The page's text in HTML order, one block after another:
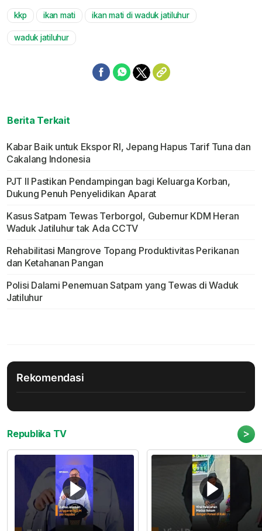
kkp ikan mati ikan mati di waduk jatiluhur
waduk jatiluhur
Berita Terkait
Kabar Baik untuk Ekspor RI, Jepang Hapus Tarif Tuna dan
Cakalang Indonesia
PJT II Pastikan Pendampingan bagi Keluarga Korban,
Dukung Penuh Penyelidikan Aparat
Kasus Satpam Tewas Terborgol, Gubernur KDM Heran
Waduk Jatiluhur tak Ada CCTV
Rehabilitasi Mangrove Topang Produktivitas Perikanan
dan Ketahanan Pangan
Polisi Dalami Penemuan Satpam yang Tewas di Waduk
Jatiluhur
Rekomendasi
Republika TV >